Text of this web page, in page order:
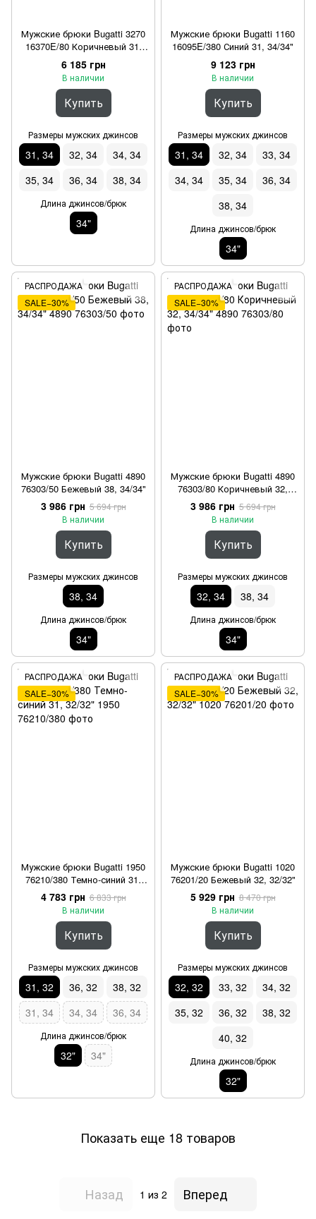
Мужские брюки Bugatti 3270
16370E/80 Коричневый 31,
34/34"
6 185 грн
В наличии
Купить
Размеры мужских джинсов
31, 34 32, 34
34, 34
35, 34
36, 34 38, 34
Длина джинсов/брюк
34"
Мужские брюки Bugatti 1160
16095E/380 Синий 31, 34/34"
9 123 грн
В наличии
Купить
Размеры мужских джинсов
31, 34 32, 34
33, 34
34, 34
35, 34
36, 34
38, 34
Длина джинсов/брюк
34"
РАСПРОДАЖА
SALE−30%
Мужские брюки Bugatti 4890
76303/50 Бежевый 38, 34/34"
3 986 грн 5 694 грн
В наличии
Купить
Размеры мужских джинсов
38, 34
Длина джинсов/брюк
34"
РАСПРОДАЖА
SALE−30%
Мужские брюки Bugatti 4890
76303/80 Коричневый 32,
34/34"
3 986 грн 5 694 грн
В наличии
Купить
Размеры мужских джинсов
32, 34 38, 34
Длина джинсов/брюк
34"
РАСПРОДАЖА
SALE−30%
Мужские брюки Bugatti 1950
76210/380 Темно-синий 31,
32/32"
4 783 грн 6 833 грн
В наличии
Купить
Размеры мужских джинсов
31, 32 36, 32
38, 32
31, 34
34, 34 36, 34
Длина джинсов/брюк
32" 34"
РАСПРОДАЖА
SALE−30%
Мужские брюки Bugatti 1020
76201/20 Бежевый 32, 32/32"
5 929 грн 8 470 грн
В наличии
Купить
Размеры мужских джинсов
32, 32 33, 32
34, 32
35, 32
36, 32
38, 32
40, 32
Длина джинсов/брюк
32"
Показать еще 18 товаров
Назад 1 из 2 Вперед